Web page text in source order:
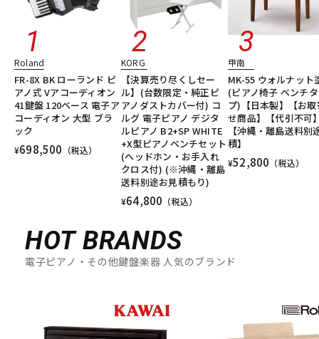
Roland
FR-8X BK ローランド ピ
アノ式 Vアコーディオン
41鍵盤 120ベース 電子ア
コーディオン 大型 ブラ
ック
¥698,500 （税込）
KORG
【決算売り尽くしセー
ル】(台数限定・純正ピ
アノダストカバー付) コ
ルグ 電子ピアノ デジタ
ルピアノ B2+SP WHITE
+X型ピアノベンチセット
(ヘッドホン・お手入れ
クロス付) (※沖縄・離島
送料別途お見積もり)
¥64,800 （税込）
甲南
MK-55 ウォルナット
(ピアノ椅子 ベンチ
プ)【日本製】【お取
せ商品】【代引不可
【沖縄・離島送料別
積】
¥52,800 （税込）
HOT BRANDS
電子ピアノ・その他鍵盤楽器 人気のブランド